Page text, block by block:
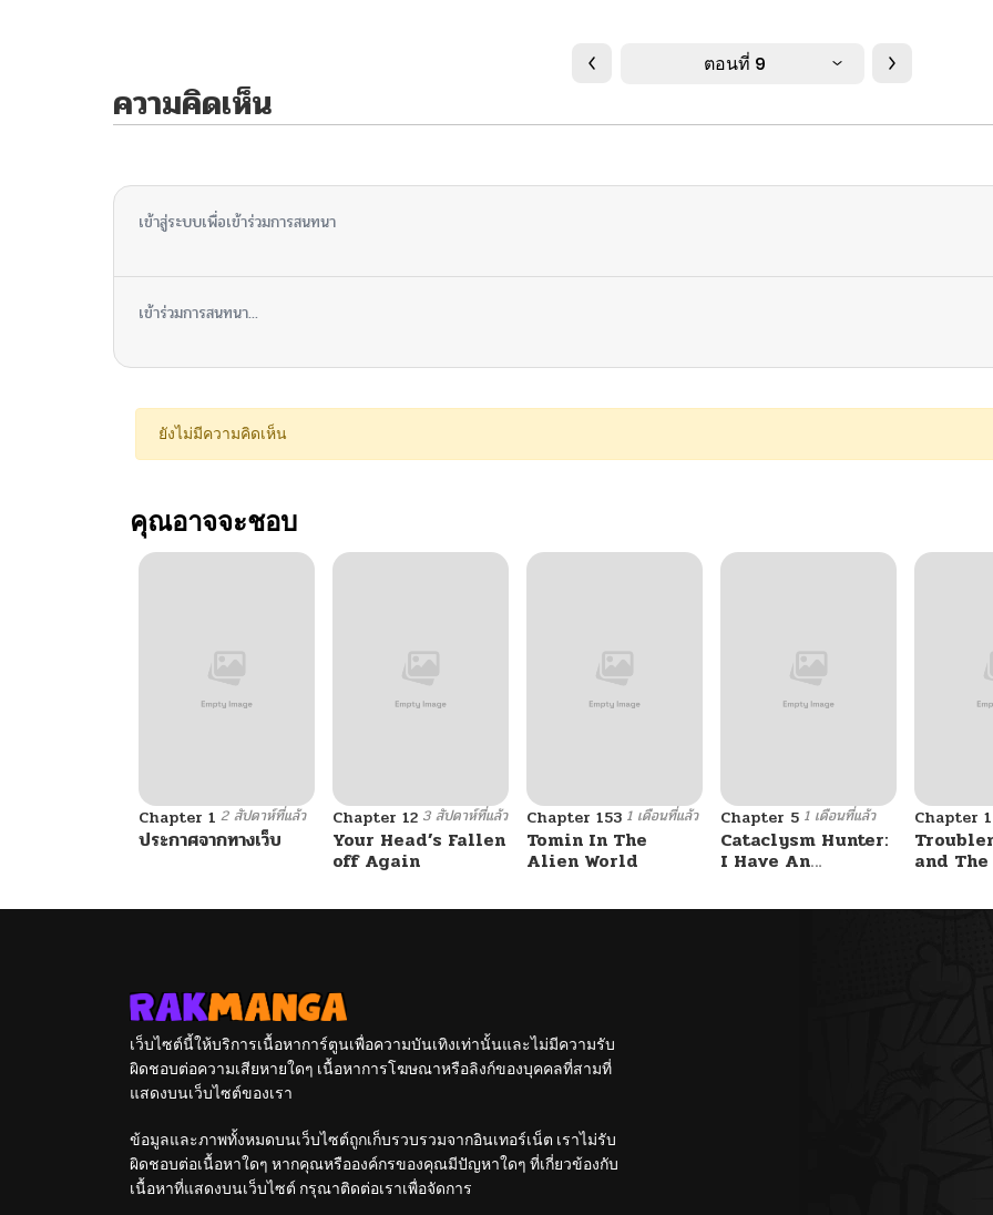
ตอนที่ 9
ความคิดเห็น
เข้าสู่ระบบเพื่อเข้าร่วมการสนทนา
เข้าร่วมการสนทนา...
ยังไม่มีความคิดเห็น
คุณอาจจะชอบ
Chapter 1 2 สัปดาห์ที่แล้ว
ประกาศจากทางเว็บ
Chapter 12 3 สัปดาห์ที่แล้ว
Your Head’s Fallen
off Again
Chapter 153 1 เดือนที่แล้ว
Tomin In The
Alien World
Chapter 5 1 เดือนที่แล้ว
Cataclysm Hunter:
I Have An
System
Chapter 1
and The
ของสาวแ
เว็บไซต์นี้ให้บริการเนื้อหาการ์ตูนเพื่อความบันเทิงเท่านั้นและไม่มีความรับ
ผิดชอบต่อความเสียหายใดๆ เนื้อหาการโฆษณาหรือลิงก์ของบุคคลที่สามที่
แสดงบนเว็บไซต์ของเรา
ข้อมูลและภาพทั้งหมดบนเว็บไซต์ถูกเก็บรวบรวมจากอินเทอร์เน็ต เราไม่รับ
ผิดชอบต่อเนื้อหาใดๆ หากคุณหรือองค์กรของคุณมีปัญหาใดๆ ที่เกี่ยวข้องกับ
เนื้อหาที่แสดงบนเว็บไซต์ กรุณาติดต่อเราเพื่อจัดการ